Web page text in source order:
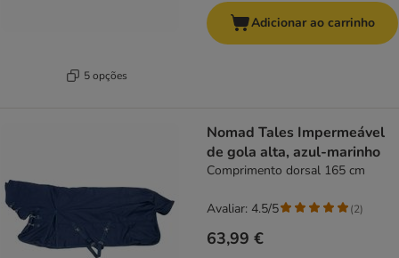
5 opções
Adicionar ao carrinho
Nomad Tales Impermeável
de gola alta, azul-marinho
Comprimento dorsal 165 cm
63,99 €
Avaliar: 4.5/5 (2)